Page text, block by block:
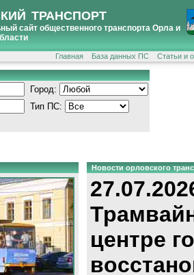
ТРАНСПОРТ
сайт общественного транспорта Орла и
Главная База данных ПС Статьи и
Город:
Тип ПС:
Новости орловского
центре